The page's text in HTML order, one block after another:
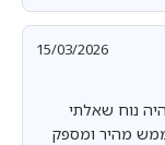
15/03/2026
נוח שאלתי
מהיר ומספק